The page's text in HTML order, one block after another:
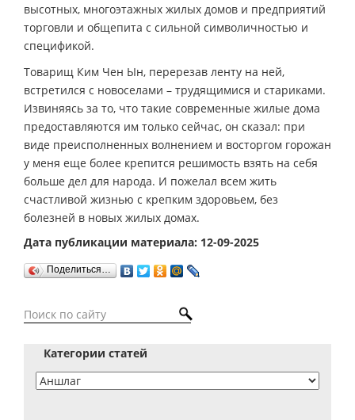
высотных, многоэтажных жилых домов и предприятий
торговли и общепита с сильной символичностью и
спецификой.
Товарищ Ким Чен Ын, перерезав ленту на ней,
встретился с новоселами – трудящимися и стариками.
Извиняясь за то, что такие современные жилые дома
предоставляются им только сейчас, он сказал: при
виде преисполненных волнением и восторгом горожан
у меня еще более крепится решимость взять на себя
больше дел для народа. И пожелал всем жить
счастливой жизнью с крепким здоровьем, без
болезней в новых жилых домах.
Дата публикации материала: 12-09-2025
Поделиться…
Категории статей